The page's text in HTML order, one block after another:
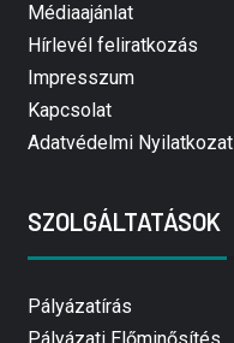
Médiaajánlat
Hírlevél feliratkozás
Impresszum
Kapcsolat
Adatvédelmi Nyilatkozat
SZOLGÁLTATÁSOK
Pályázatírás